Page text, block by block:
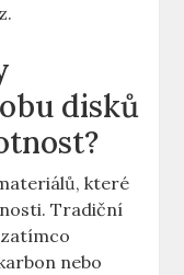
disků
které
Tradiční
​nebo